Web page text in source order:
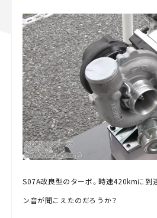
S07A改良型のターボ。時速420kmに到
ン音が聞こえたのだろうか？